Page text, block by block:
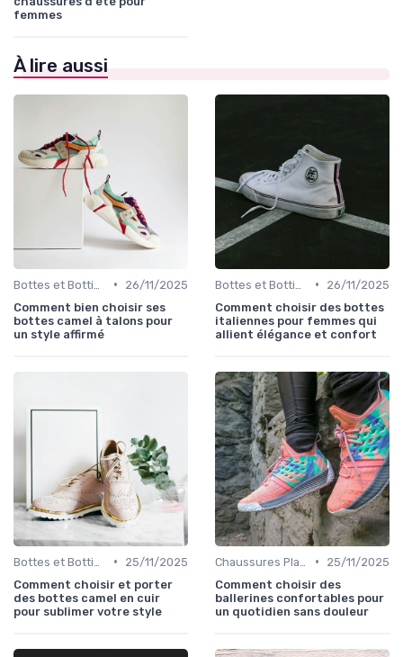
femmes
À lire aussi
•
26/11/2025
Comment bien choisir ses
bottes camel à talons pour
un style affirmé
•
26/11/2025
Comment choisir des bottes
italiennes pour femmes qui
allient élégance et confort
•
25/11/2025
Comment choisir et porter
des bottes camel en cuir
pour sublimer votre style
•
25/11/2025
Comment choisir des
ballerines confortables pour
un quotidien sans douleur